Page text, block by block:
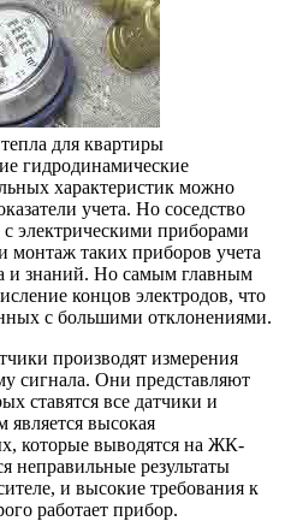
для квартиры
гидродинамические
характеристик можно
учета. Но соседство
электрическими приборами
монтаж таких приборов учета
и знаний. Но самым главным
концов электродов, что
с большими отклонениями.
производят измерения
сигнала. Они представляют
ставятся все датчики и
высокая
которые выводятся на ЖК-
неправильные результаты
и высокие требования к
работает прибор.